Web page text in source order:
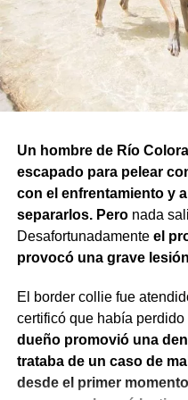
También se efectuaron
Avenida Viterbori y Lago
Gadano; y Gadano al
dañada y se colocó una
accidentes.
Un hombre de Río
escapado para pelear
con el enfrentamiento y
separarlos. Peronada
Desafortunadamente el
provocó una grave
El border collie fue
certificó que había
dueño promovió una
trataba de un caso de
desde el primer